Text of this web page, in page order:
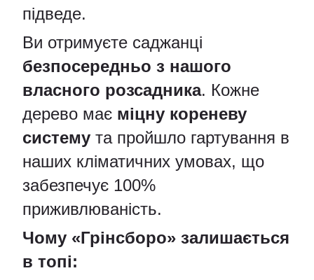
підведе.
Ви отримуєте саджанці
безпосередньо з нашого
власного розсадника. Кожне
дерево має міцну кореневу
систему та пройшло гартування в
наших кліматичних умовах, що
забезпечує 100%
приживлюваність.
Чому «Грінсборо» залишається
в топі: